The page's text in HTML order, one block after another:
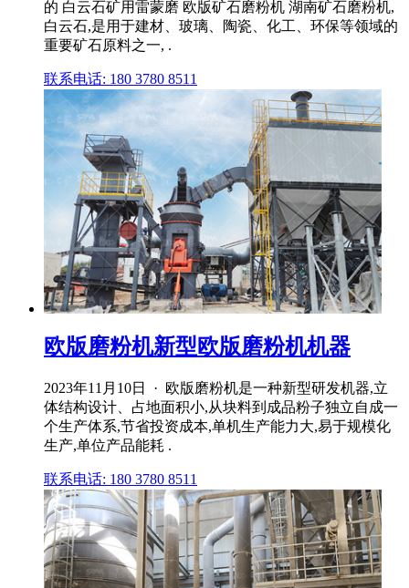
的 白云石矿用雷蒙磨 欧版矿石磨粉机 湖南矿石磨粉机,
白云石,是用于建材、玻璃、陶瓷、化工、环保等领域的
重要矿石原料之一, .
联系电话: 180 3780 8511
欧版磨粉机新型欧版磨粉机机器
2023年11月10日 · 欧版磨粉机是一种新型研发机器,立
体结构设计、占地面积小,从块料到成品粉子独立自成一
个生产体系,节省投资成本,单机生产能力大,易于规模化
生产,单位产品能耗 .
联系电话: 180 3780 8511